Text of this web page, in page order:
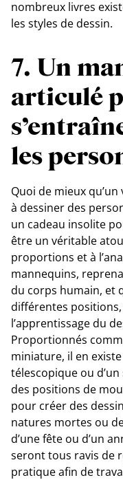
nombreux livres
les styles de dessin.
7. Un
articulé
les
Quoi de mieux
à dessiner des
un cadeau insolite
être un véritable
proportions et à
mannequins,
du corps humain, et
différentes
l’apprentissage du
Proportionnés
miniature, il en
télescopique ou
des positions de
pour créer des
natures mortes ou
d’une fête ou d’un
seront tous ravis de
pratique afin de